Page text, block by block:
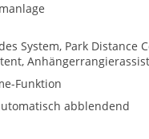
System, Park Distance
Funktion
abblendend